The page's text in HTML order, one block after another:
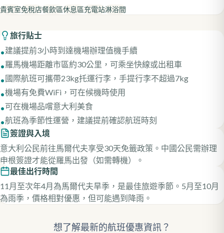
貴賓室免稅店餐飲區休息區充電站淋浴間
旅行貼士
•建議提前3小時到達機場辦理值機手續
•羅馬機場距離市區約30公里，可乘坐快線或出租車
•國際航班可攜帶23kg托運行李，手提行李不超過7kg
•機場有免費WiFi，可在候機時使用
•可在機場品嚐意大利美食
•航班為季節性運營，建議提前確認航班時刻
簽證與入境
意大利公民前往馬爾代夫享受30天免籤政策。中國公民需辦理
申根簽證才能從羅馬出發（如需轉機）。
最佳出行時間
11月至次年4月為馬爾代夫旱季，是最佳旅遊季節。5月至10月
為雨季，價格相對優惠，但可能遇到降雨。
想了解最新的航班優惠資訊？